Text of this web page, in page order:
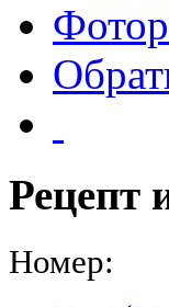
Рецепт
Номер: